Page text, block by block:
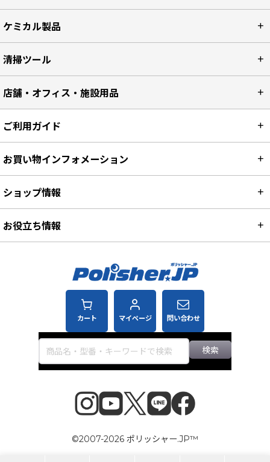
ケミカル製品
清掃ツール
店舗・オフィス・施設用品
カート マイページ 問い合わせ
検索
ご利用ガイド
お買い物インフォメーション
ショップ情報
お役立ち情報
©2007-2026 ポリッシャー.JP™